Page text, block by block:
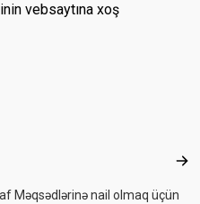
vebsaytına xoş
Məqsədlərinə nail olmaq üçün